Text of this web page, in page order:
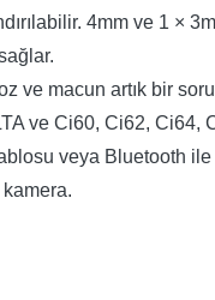
4mm ve 1 ×
ve macun artık bir
ve Ci60, Ci62,
veya Bluetooth